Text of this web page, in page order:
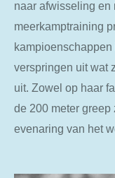
naar afwisseling
meerkamptraining
verspringen uit wat
uit. Zowel op haar
de 200 meter greep
evenaring van het